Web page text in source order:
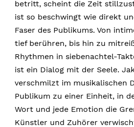
betritt, scheint die Zeit
ist so beschwingt wie direkt
Faser des Publikums. Von
tief berühren, bis hin zu
Rhythmen in siebenachtel-
ist ein Dialog mit der Seele.
verschmilzt im musikalischen
Publikum zu einer Einheit, in
Wort und jede Emotion die
Künstler und Zuhörer